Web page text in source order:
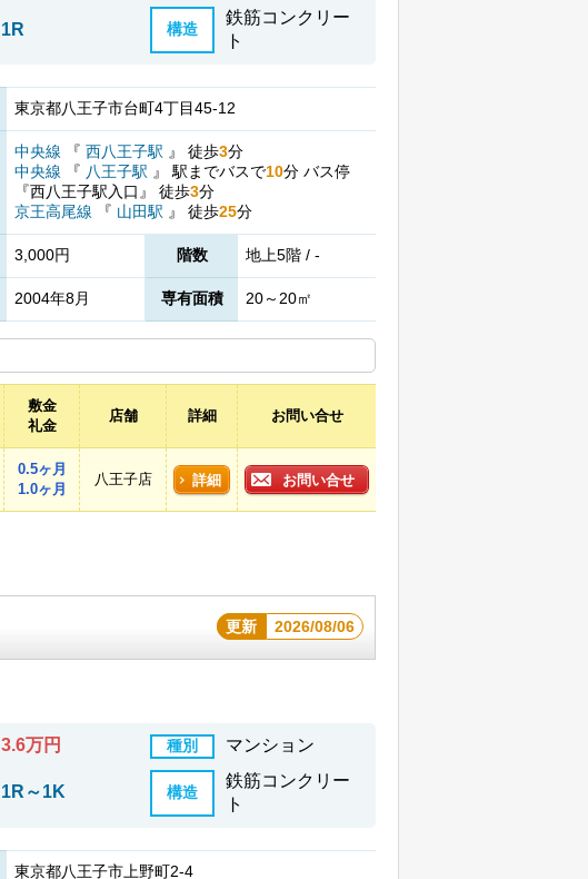
1R 構造
鉄筋コンクリー
ト
東京都八王子市台町4丁目45-12
中央線 『 西八王子駅 』 徒歩3分
中央線
『 八王子駅 』 駅までバスで10分 バス停
『西八王子駅入口』 徒歩3分
京王高尾線
『 山田駅 』 徒歩25分
3,000円 階数 地上5階 / -
2004年8月 専有面積 20～20㎡
敷金
礼金
店舗 詳細 お問い合せ
0.5ヶ月
1.0ヶ月
八王子店 詳細 お問い合せ
更新 2026/08/06
3.6万円 種別 マンション
1R～1K 構造
鉄筋コンクリー
ト
東京都八王子市上野町2-4